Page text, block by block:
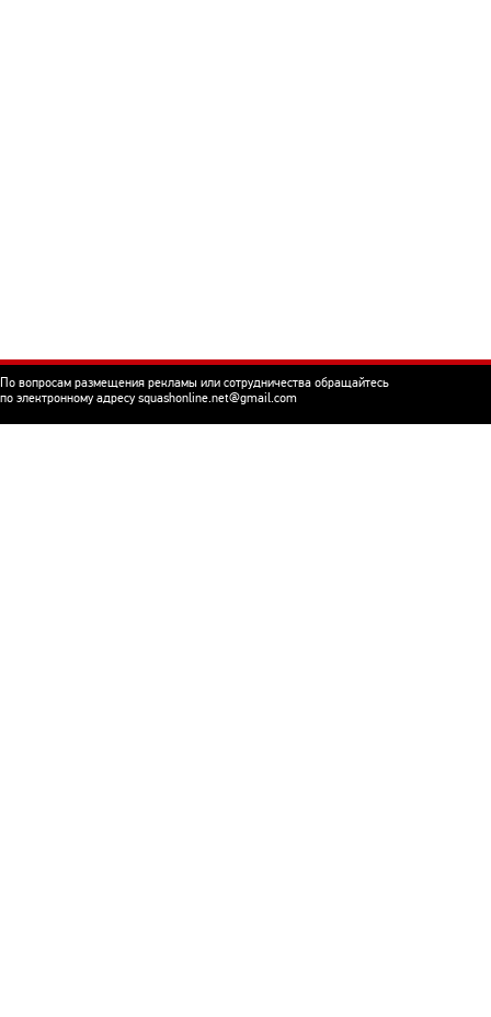
По вопросам размещения рекламы или сотрудничества обращайтесь
по электронному адресу squashonline.net@gmail.com